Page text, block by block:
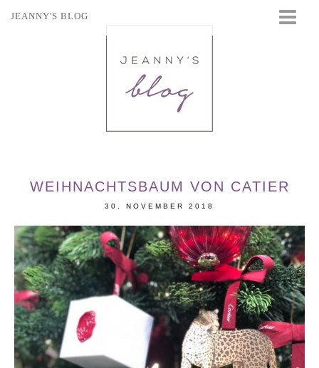
JEANNY'S BLOG
WEIHNACHTSBAUM VON CATIER
30. NOVEMBER 2018